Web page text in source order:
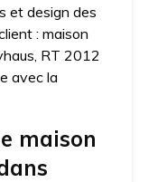
et design des
: maison
RT 2012
avec la
maison